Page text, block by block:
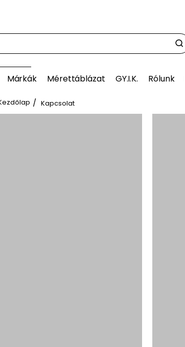
Márkák Mérettáblázat GY.I.K. Rólunk
Kapcsolat